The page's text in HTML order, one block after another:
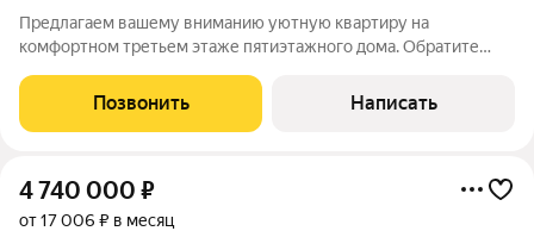
Предлагаем вашему вниманию уютную квартиру на
комфортном третьем этаже пятиэтажного дома. Обратите
со всей необходимой инфраструктурой. Квартира состоит из
двух светлых комнат, аккуратной
Позвонить Написать
4 740 000 ₽
от 17 006 ₽ в месяц